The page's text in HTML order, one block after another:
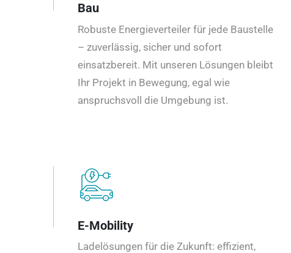
Bau
Robuste Energieverteiler für jede Baustelle
– zuverlässig, sicher und sofort
einsatzbereit. Mit unseren Lösungen bleibt
Ihr Projekt in Bewegung, egal wie
anspruchsvoll die Umgebung ist.
E-Mobility
Ladelösungen für die Zukunft: effizient,